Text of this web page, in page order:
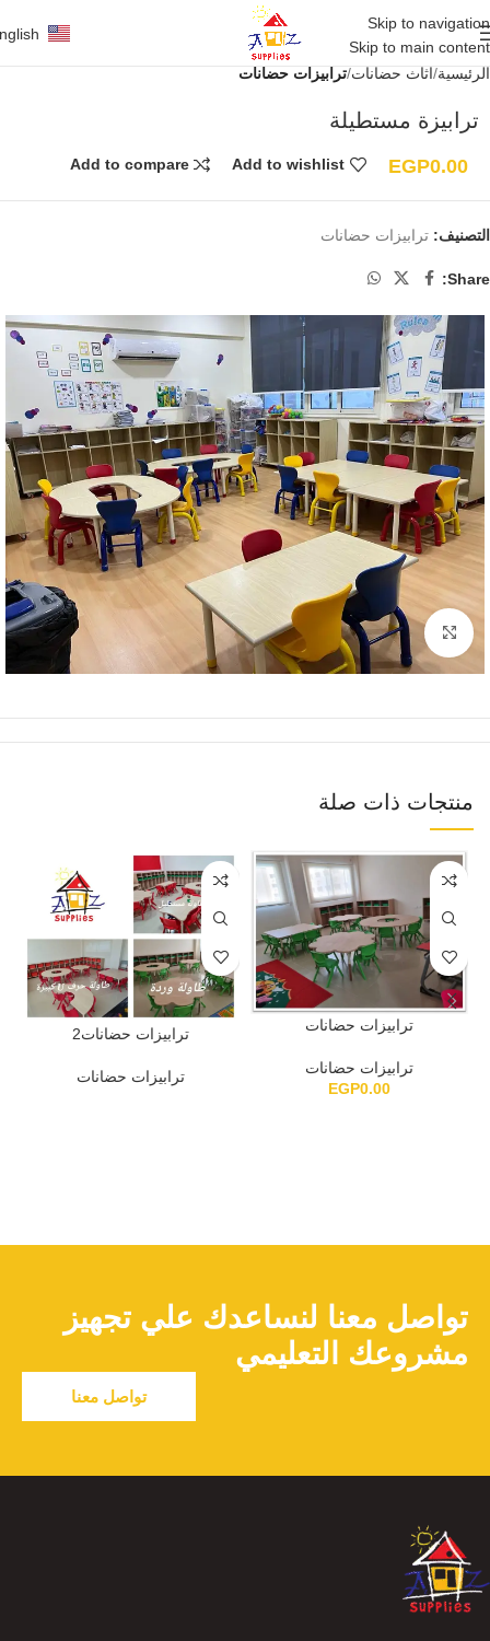
Skip to navigation
Skip to main content
الرئيسية أثاث حضانات ترابيزات حضانات
ترابيزة مستطيلة
EGP0.00
Add to wishlist
Add to compare
التصنيف: ترابيزات حضانات
Share:
Click to enlarge
منتجات ذات صلة
ترابيزات حضانات
ترابيزات حضانات
EGP0.00
ترابيزات حضانات2
ترابيزات حضانات
تواصل معنا لنساعدك علي تجهيز
مشروعك التعليمي
تواصل معنا